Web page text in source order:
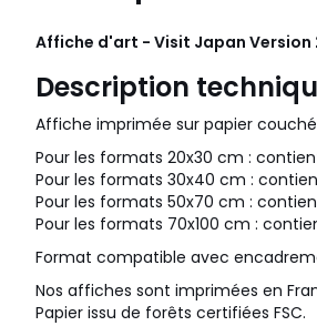
Affiche d'art - Visit Japan Version 2
Description
Affiche imprimée sur papier
Pour les formats 20x30 cm :
Pour les formats 30x40 cm :
Pour les formats 50x70 cm :
Pour les formats 70x100 cm :
Format compatible avec
Nos affiches sont imprimées en
Papier issu de forêts certifiées FSC.